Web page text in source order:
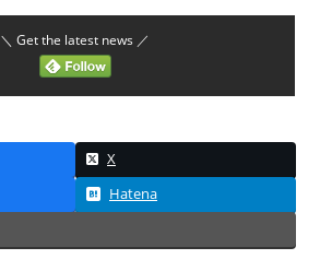
＼ Get the latest news ／
X
Hatena